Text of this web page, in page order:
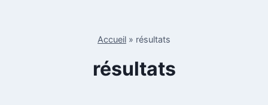
Accueil » résultats
résultats